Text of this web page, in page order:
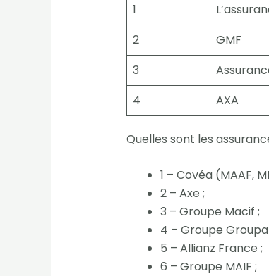
1
2
GMF
3
4
AXA
Quelles sont les
1 – Covéa (MAAF,
2 – Axe ;
3 – Groupe Macif ;
4 – Groupe
5 – Allianz France ;
6 – Groupe MAIF ;